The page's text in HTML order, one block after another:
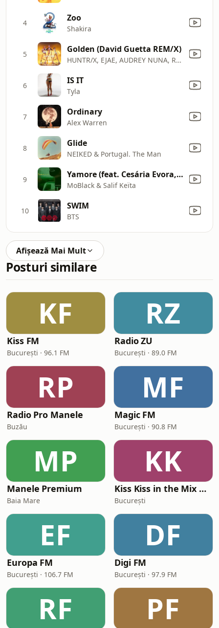
4 Zoo
Shakira
5 Golden (David Guetta REM/X)
HUNTR/X, EJAE, AUDREY NUNA, REI AMI, KPop Demon Hunters Cast & David Guetta
6 IS IT
Tyla
7 Ordinary
Alex Warren
8 Glide
NEIKED & Portugal. The Man
9 Yamore (feat. Cesária Evora, Benja (NL) & Franc Fala) [Edit Version]
MoBlack & Salif Keïta
10 SWIM
BTS
Afișează Mai Mult
Posturi similare
KF
Kiss FM
București · 96.1 FM
RZ
Radio ZU
București · 89.0 FM
RP
Radio Pro Manele
Buzău
MF
Magic FM
București · 90.8 FM
MP
Manele Premium
Baia Mare
KK
Kiss Kiss in the Mix Radio
București
EF
Europa FM
București · 106.7 FM
DF
Digi FM
București · 97.9 FM
RF PF